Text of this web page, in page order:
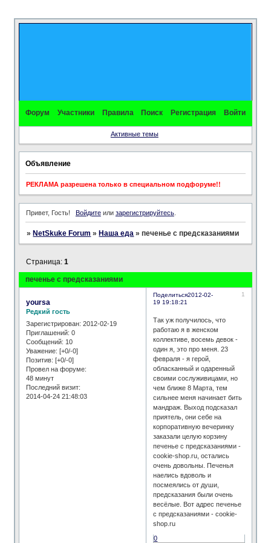
Форум Участники Правила Поиск Регистрация Войти
Активные темы
Объявление
РЕКЛАМА разрешена только в специальном подфоруме!!
Привет, Гость! Войдитеили зарегистрируйтесь.
» NetSkuke Forum » Наша еда »печеньe с предсказаниями
печеньe с предсказаниями
Страница:1
Поделиться 1
2012-02-
19 19:18:21
yoursa
Редкий гость
Зарегистрирован: 2012-02-19
Приглашений: 0
Сообщений: 10
Уважение: [+0/-0]
Позитив: [+0/-0]
Провел на форуме:
48 минут
Последний визит:
2014-04-24 21:48:03
Так уж получилось, что
работаю я в женском
коллективе, восемь девок -
один я, это про меня. 23
февраля - я герой,
обласканный и одаренный
своими сослуживицами, но
чем ближе 8 Марта, тем
сильнее меня начинает бить
мандраж. Выход подсказал
приятель, они себе на
корпоративную вечеринку
заказали целую корзину
печеньe с предсказаниями -
cookie-shop.ru, остались
очень довольны. Печенья
наелись вдоволь и
посмеялись от души,
предсказания были очень
весёлые. Вот адрес печеньe
с предсказаниями - cookie-
shop.ru
0